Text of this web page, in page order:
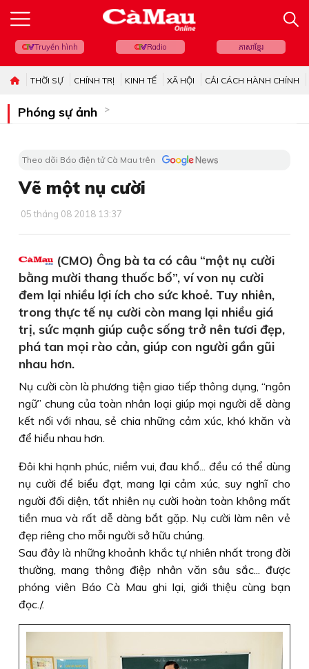
Truyền hình Radio ភាសាខ្មែរ
THỜI SỰ CHÍNH TRỊ KINH TẾ XÃ HỘI CẢI CÁCH HÀNH CHÍNH
Phóng sự ảnh
Theo dõi Báo điện tử Cà Mau trên
Vẽ một nụ cười
05 tháng 08 2018 13:37
(CMO) Ông bà ta có câu “một nụ cười
bằng mười thang thuốc bổ”, ví von nụ cười
đem lại nhiều lợi ích cho sức khoẻ. Tuy nhiên,
trong thực tế nụ cười còn mang lại nhiều giá
trị, sức mạnh giúp cuộc sống trở nên tươi đẹp,
phá tan mọi rào cản, giúp con người gần gũi
nhau hơn.
Nụ cười còn là phương tiện giao tiếp thông dụng, “ngôn
ngữ” chung của toàn nhân loại giúp mọi người dễ dàng
kết nối với nhau, sẻ chia những cảm xúc, khó khăn và
để hiểu nhau hơn.
Đôi khi hạnh phúc, niềm vui, đau khổ... đều có thể dùng
nụ cười để biểu đạt, mang lại cảm xúc, suy nghĩ cho
người đối diện, tất nhiên nụ cười hoàn toàn không mất
tiền mua và rất dễ dàng bắt gặp. Nụ cười làm nên vẻ
đẹp riêng cho mỗi người sở hữu chúng.
Sau đây là những khoảnh khắc tự nhiên nhất trong đời
thường, mang thông điệp nhân văn sâu sắc... được
phóng viên Báo Cà Mau ghi lại, giới thiệu cùng bạn
đọc./.